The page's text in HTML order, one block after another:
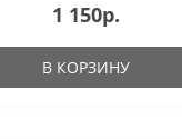
1 150р.
В КОРЗИНУ